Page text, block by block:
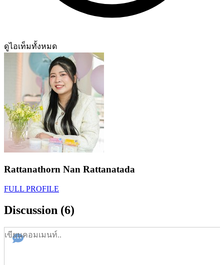
ดูไอเท็มทั้งหมด
Rattanathorn Nan Rattanatada
FULL PROFILE
Discussion (6)